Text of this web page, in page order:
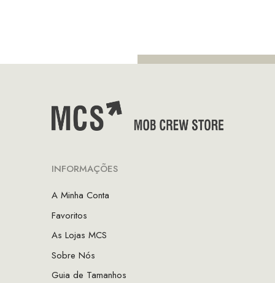
INFORMAÇÕES
A Minha Conta
Favoritos
As Lojas MCS
Sobre Nós
Guia de Tamanhos